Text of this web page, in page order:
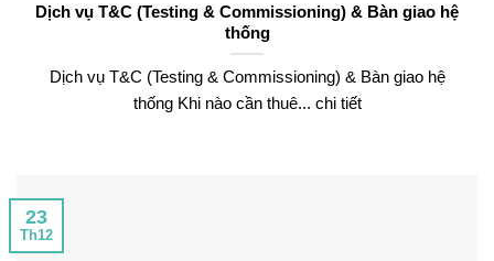
Dịch vụ T&C (Testing & Commissioning) & Bàn giao hệ
thống
Dịch vụ T&C (Testing & Commissioning) & Bàn giao hệ
thống Khi nào cần thuê... chi tiết
23
Th12